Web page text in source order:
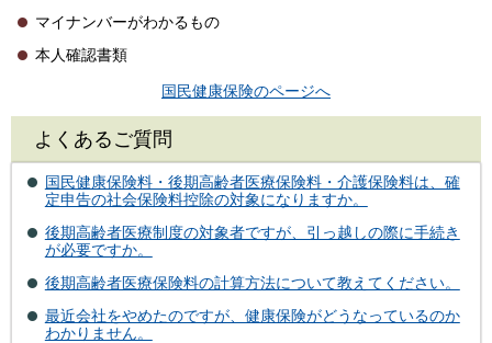
マイナンバーがわかるもの
本人確認書類
国民健康保険のページへ
よくあるご質問
国民健康保険料・後期高齢者医療保険料・介護保険料は、確
定申告の社会保険料控除の対象になりますか。
後期高齢者医療制度の対象者ですが、引っ越しの際に手続き
が必要ですか。
後期高齢者医療保険料の計算方法について教えてください。
最近会社をやめたのですが、健康保険がどうなっているのか
わかりません。